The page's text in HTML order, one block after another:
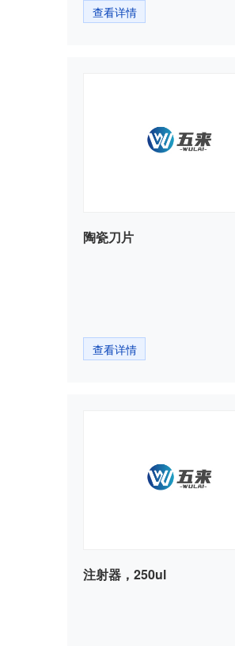
查看详情
陶瓷刀片
查看详情
注射器，250ul